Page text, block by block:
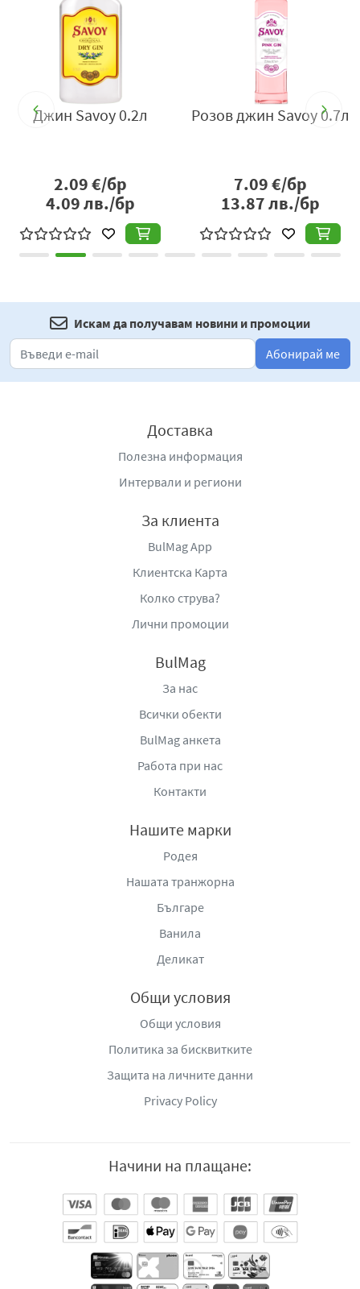
Джин Savoy 0.2л
2.09€/бр
4.09лв./бр
Розов джин Savoy 0.7л
7.09€/бр
13.87лв./бр
Искам да получавам новини и промоции
Абонирай ме
Доставка
Полезна информация
Интервали и региони
За клиента
BulMag App
Клиентска Карта
Колко струва?
Лични промоции
BulMag
За нас
Всички обекти
BulMag анкета
Работа при нас
Контакти
Нашите марки
Родея
Нашата транжорна
Българе
Ванила
Деликат
Общи условия
Общи условия
Политика за бисквитките
Защита на личните данни
Privacy Policy
Начини на плащане: